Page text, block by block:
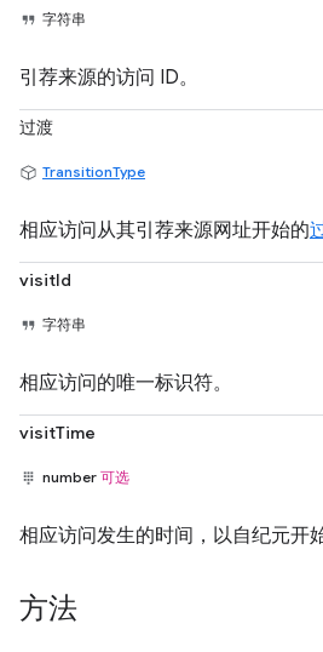
字符串
引荐来源的访问 ID。
过渡
TransitionType
相应访问从其引荐来源网址开始的
visitId
字符串
相应访问的唯一标识符。
visitTime
number 可选
相应访问发生的时间，以自纪元开
方法